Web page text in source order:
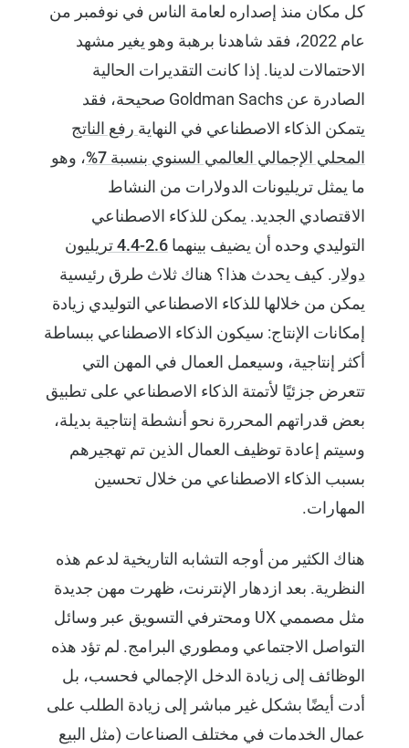
كل مكان منذ إصداره لعامة الناس في نوفمبر من
عام 2022، فقد شاهدنا برهبة وهو يغير مشهد
الاحتمالات لدينا. إذا كانت التقديرات الحالية
الصادرة عن Goldman Sachs صحيحة، فقد
يتمكن الذكاء الاصطناعي في النهاية رفع الناتج
المحلي الإجمالي العالمي السنوي بنسبة 7%
، وهو
ما يمثل تريليونات الدولارات من النشاط
الاقتصادي الجديد. يمكن للذكاء الاصطناعي
التوليدي وحده أن يضيف بينهما
2.6-4.4 تريليون
دولار . كيف يحدث هذا؟ هناك ثلاث طرق رئيسية
يمكن من خلالها للذكاء الاصطناعي التوليدي زيادة
إمكانات الإنتاج: سيكون الذكاء الاصطناعي ببساطة
أكثر إنتاجية، وسيعمل العمال في المهن التي
تتعرض جزئيًا لأتمتة الذكاء الاصطناعي على تطبيق
بعض قدراتهم المحررة نحو أنشطة إنتاجية بديلة،
وسيتم إعادة توظيف العمال الذين تم تهجيرهم
بسبب الذكاء الاصطناعي من خلال تحسين
المهارات.
هناك الكثير من أوجه التشابه التاريخية لدعم هذه
النظرية. بعد ازدهار الإنترنت، ظهرت مهن جديدة
مثل مصممي UX ومحترفي التسويق عبر وسائل
التواصل الاجتماعي ومطوري البرامج. لم تؤد هذه
الوظائف إلى زيادة الدخل الإجمالي فحسب، بل
أدت أيضًا بشكل غير مباشر إلى زيادة الطلب على
عمال الخدمات في مختلف الصناعات (مثل البيع